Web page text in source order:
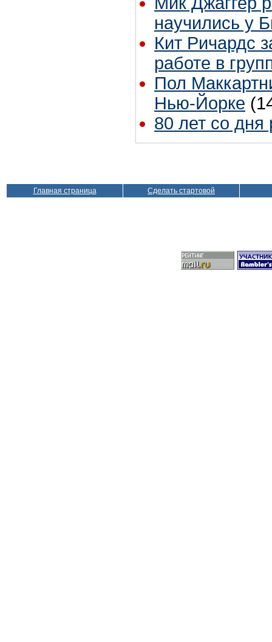
научились у
Кит Ричардс
работе в
Пол
Нью-Йорке
80 лет со
Главная страница Сделать стартовой